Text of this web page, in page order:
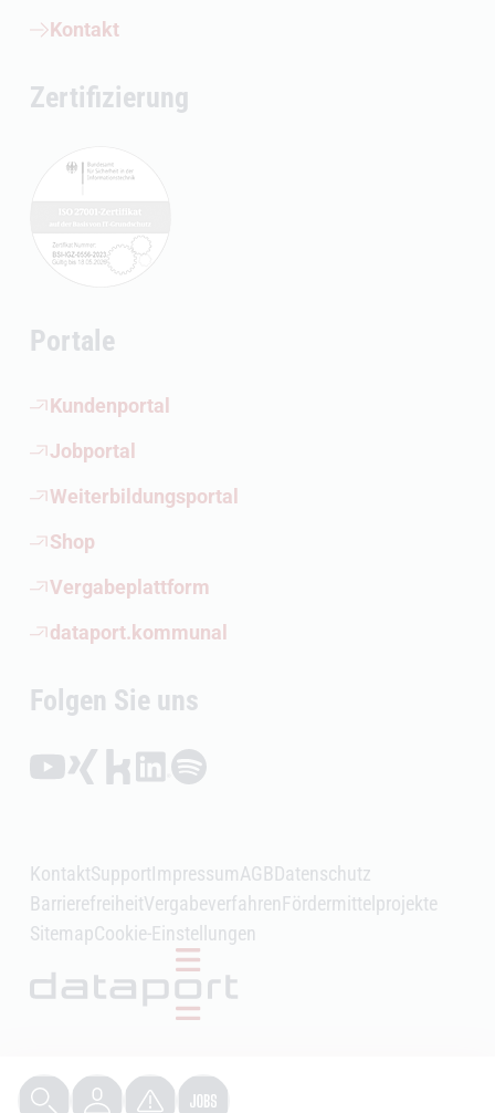
Kontakt
Zertifizierung
Portale
Kundenportal
(Öffnet externen Link)
Jobportal
(Öffnet externen Link)
Weiterbildungsportal
(Öffnet externen Link)
Shop
(Öffnet externen Link)
Vergabeplattform
(Öffnet externen Link)
dataport.kommunal
(Öffnet externen Link)
Folgen Sie uns
Folgen auf YouTube (Öffnet externen Link)
Folgen auf Xing (Öffnet externen Link)
Folgen auf Kununu (Öffnet externen Link)
Folgen auf LinkedIn (Öffnet externen Link)
Folgen auf Spotify (Öffnet externen Link)
KontaktSupportImpressumAGBDatenschutz
BarrierefreiheitVergabeverfahrenFördermittelprojekte
SitemapCookie-Einstellungen